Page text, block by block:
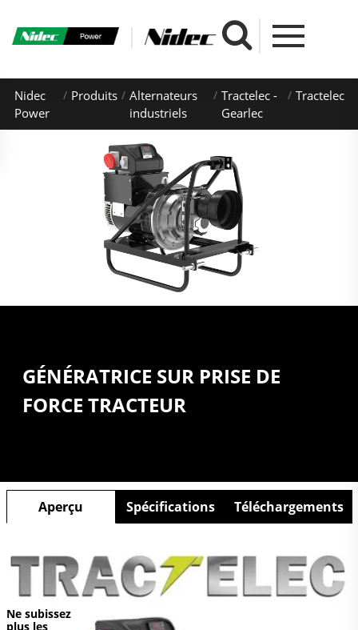
Nidec
Power
Produits
Alternateurs
industriels
Tractelec -
Gearlec
Tractelec
GÉNÉRATRICE SUR PRISE DE
FORCE TRACTEUR
Aperçu Spécifications Téléchargements
Ne subissez
plus les